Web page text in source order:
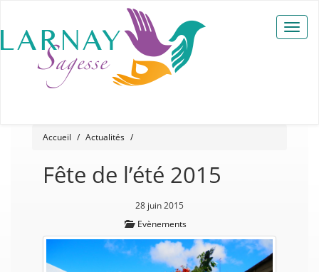
Toggle
Accueil Actualités
Fête de l’été 2015
28 juin 2015
Evènements